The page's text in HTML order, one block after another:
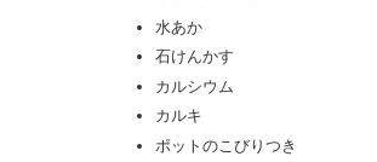
水あか
石けんかす
カルシウム
カルキ
ポットのこびりつき